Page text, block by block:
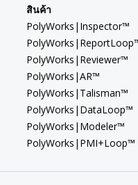
สินค้า
PolyWorks|Inspector™
PolyWorks|Reviewer™
PolyWorks|AR™
PolyWorks|Talisman™
PolyWorks|DataLoop™
PolyWorks|Modeler™
PolyWorks|PMI+Loop™